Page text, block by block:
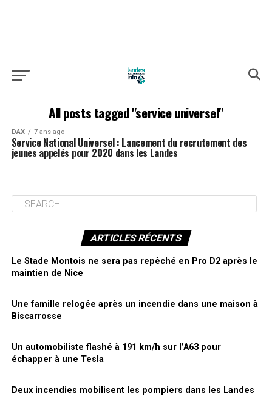
All posts tagged "service universel"
DAX 7 ans ago
Service National Universel : Lancement du recrutement des
jeunes appelés pour 2020 dans les Landes
ARTICLES RÉCENTS
Le Stade Montois ne sera pas repêché en Pro D2 après le
maintien de Nice
Une famille relogée après un incendie dans une maison à
Biscarrosse
Un automobiliste flashé à 191 km/h sur l’A63 pour
échapper à une Tesla
Deux incendies mobilisent les pompiers dans les Landes